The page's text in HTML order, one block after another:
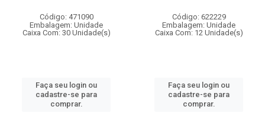
Código: 471090
Embalagem: Unidade
Caixa Com: 30 Unidade(s)
Faça seu login ou
cadastre-se para
comprar.
Código: 622229
Embalagem: Unidade
Caixa Com: 12 Unidade(s)
Faça seu login ou
cadastre-se para
comprar.